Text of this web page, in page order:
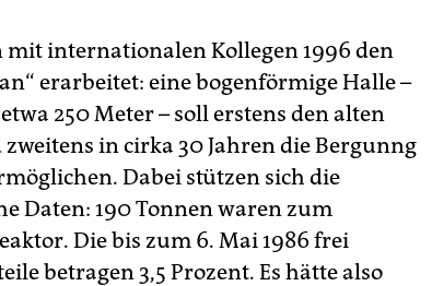
internationalen Kollegen 1996 den
erarbeitet: eine bogenförmige Halle –
250 Meter – soll erstens den alten
in cirka 30 Jahren die Bergunng
Dabei stützen sich die
Daten: 190 Tonnen waren zum
Die bis zum 6. Mai 1986 frei
betragen 3,5 Prozent. Es hätte also